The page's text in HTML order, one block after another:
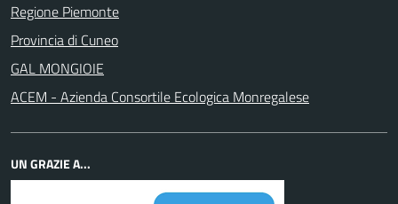
Regione Piemonte
Provincia di Cuneo
GAL MONGIOIE
ACEM - Azienda Consortile Ecologica Monregalese
UN GRAZIE A...